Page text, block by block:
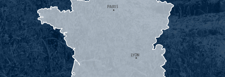
LYON
PARIS